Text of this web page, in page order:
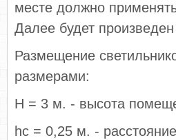
месте должно
Далее будет
Размещение
размерами:
Н = 3 м. - высота
hc = 0,25 м. -